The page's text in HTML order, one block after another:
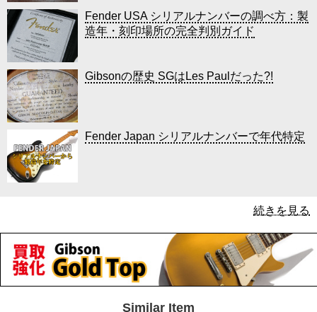
Fender USA シリアルナンバーの調べ方：製
造年・刻印場所の完全判別ガイド
Gibsonの歴史 SGはLes Paulだった?!
Fender Japan シリアルナンバーで年代特定
続きを見る
Similar Item